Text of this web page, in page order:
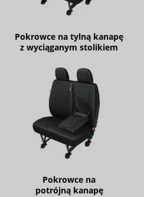
Pokrowce na tylną kanapę
z wyciąganym stolikiem
Pokrowce na
potrójną kanapę